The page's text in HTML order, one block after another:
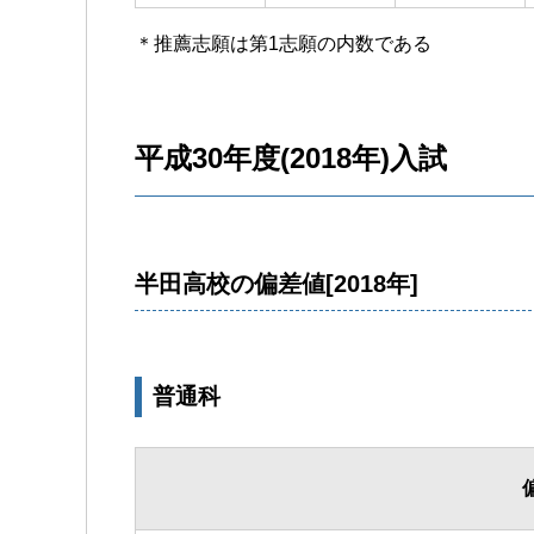
＊推薦志願は第1志願の内数である
平成30年度(2018年)入試
半田高校の偏差値[2018年]
普通科